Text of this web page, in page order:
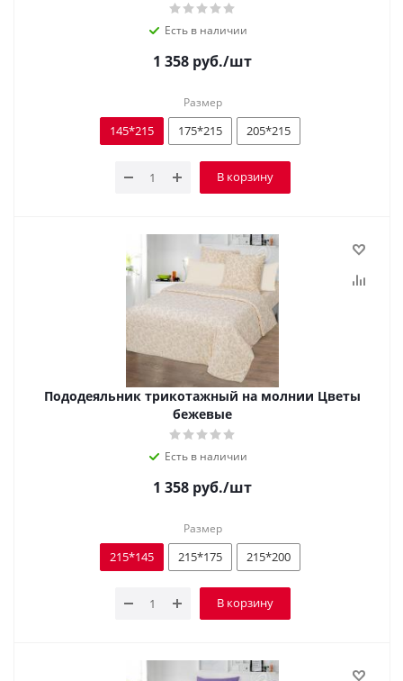
Есть в наличии
1 358 руб./шт
Размер
145*215 175*215 205*215
В корзину
Пододеяльник трикотажный на молнии Цветы
бежевые
Есть в наличии
1 358 руб./шт
Размер
215*145 215*175 215*200
В корзину